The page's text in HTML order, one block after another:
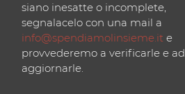
siano inesatte o incomplete,
segnalacelo con una mail a
info@spendiamolinsieme.ite
provvederemo a verificarle e ad
aggiornarle.